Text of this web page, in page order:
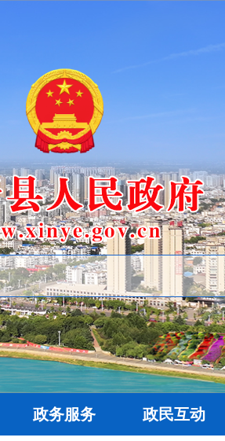
政务服务 政民互动